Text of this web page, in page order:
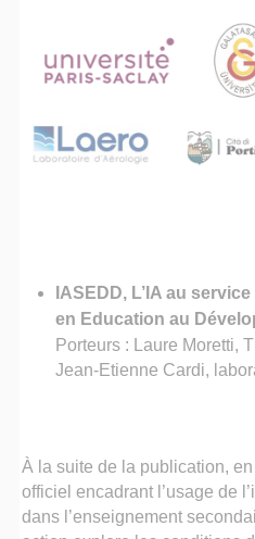
IASEDD, L’IA au
en Education au
Porteurs : Laure Moretti,
Jean-Etienne Cardi,
À la suite de la publication,
officiel encadrant l’usage de
dans l’enseignement